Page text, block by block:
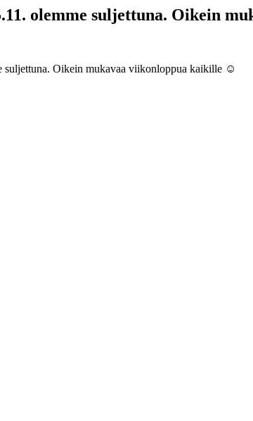
olemme suljettuna. Oikein
suljettuna. Oikein mukavaa viikonloppua kaikille ☺️